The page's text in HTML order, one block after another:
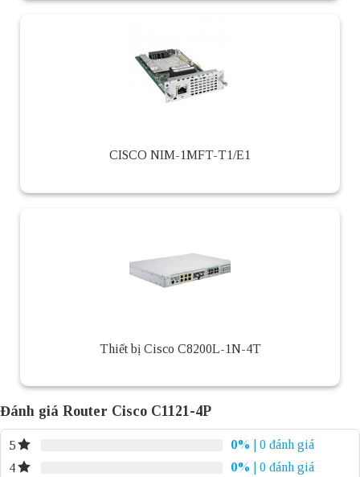
CISCO NIM-1MFT-T1/E1
Thiết bị Cisco C8200L-1N-4T
Đánh giá Router Cisco C1121-4P
5 0%
| 0 đánh giá
4
0%
| 0 đánh giá